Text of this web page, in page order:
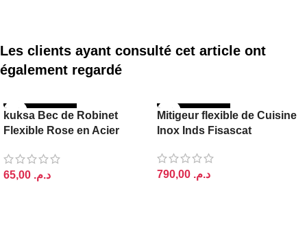
Les clients ayant consulté cet article ont
également regardé
RUPTURE DE ST
OCK
kuksa Bec de Robinet
Flexible Rose en Acier
د.م.
RUPTURE DE ST
OCK
INDS
Mitigeur flexible de Cuisine
Inox Inds Fisascat
د.م.